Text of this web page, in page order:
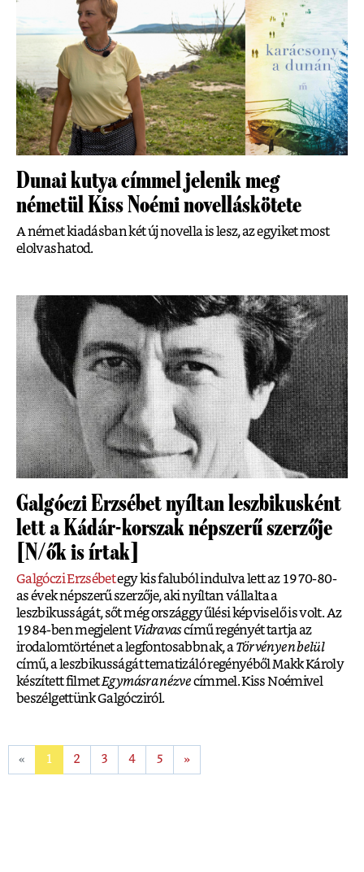
Dunai kutya címmel jelenik meg
németül Kiss Noémi novelláskötete
A német kiadásban két új novella is lesz, az egyiket most
elolvashatod.
Galgóczi Erzsébet nyíltan leszbikusként
lett a Kádár-korszak népszerű szerzője
[N/ők is írtak]
Galgóczi Erzsébetegy kis faluból indulva lett az 1970-80-
as évek népszerű szerzője, aki nyíltan vállalta a
leszbikusságát, sőt még országgyűlési képviselő is volt. Az
1984-ben megjelentVidravascímű regényét tartja az
irodalomtörténet a legfontosabbnak, aTörvényen belül
című, a leszbikusságát tematizáló regényéből Makk Károly
készített filmetEgymásra nézvecímmel. Kiss Noémivel
beszélgettünk Galgócziról.
« 1 2 3 4 5 »